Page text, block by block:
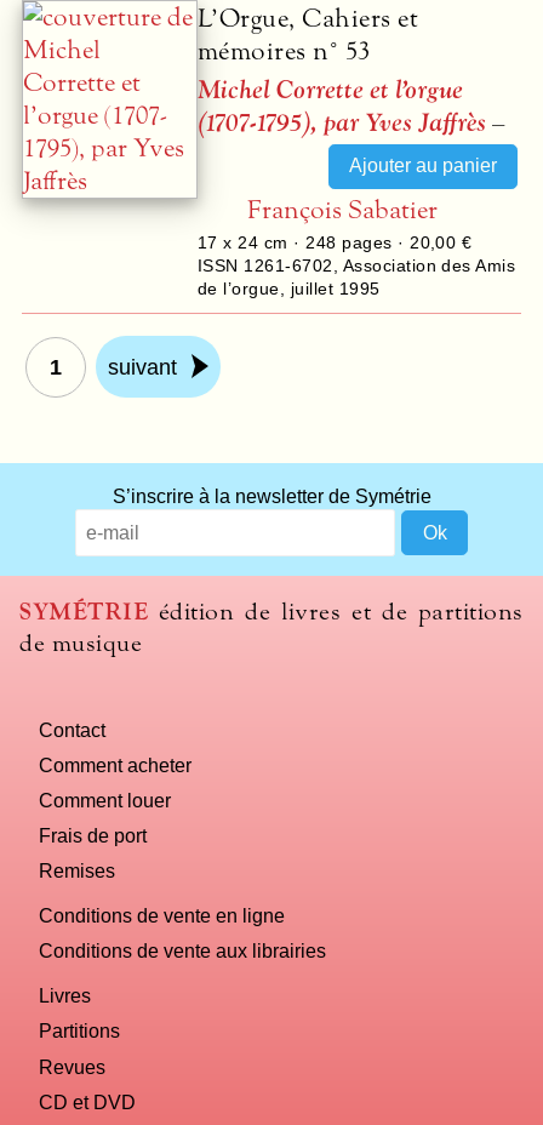
L’Orgue, Cahiers et
mémoires n° 53
Michel Corrette et l’orgue
(1707-1795), par Yves Jaffrès –
François Sabatier
17 x 24 cm · 248 pages · 20,00 €
ISSN 1261-6702
Association des Amis
de l’orgue
juillet 1995
1 suivant
we
to
name
S’inscrire à la newsletter de Symétrie
SYMÉTRIE édition de livres et de partitions
de musique
Contact
Comment acheter
Comment louer
Frais de port
Remises
Conditions de vente en ligne
Conditions de vente aux librairies
Livres
Partitions
Revues
CD et DVD